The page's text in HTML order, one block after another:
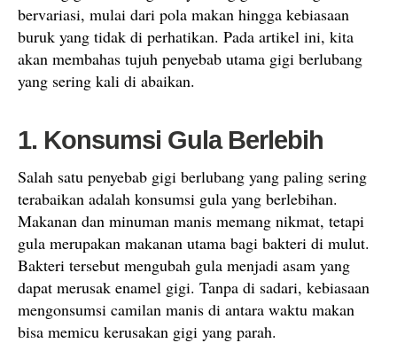
bervariasi, mulai dari pola makan hingga kebiasaan
buruk yang tidak di perhatikan. Pada artikel ini, kita
akan membahas tujuh penyebab utama gigi berlubang
yang sering kali di abaikan.
1. Konsumsi Gula Berlebih
Salah satu penyebab gigi berlubang yang paling sering
terabaikan adalah konsumsi gula yang berlebihan.
Makanan dan minuman manis memang nikmat, tetapi
gula merupakan makanan utama bagi bakteri di mulut.
Bakteri tersebut mengubah gula menjadi asam yang
dapat merusak enamel gigi. Tanpa di sadari, kebiasaan
mengonsumsi camilan manis di antara waktu makan
bisa memicu kerusakan gigi yang parah.